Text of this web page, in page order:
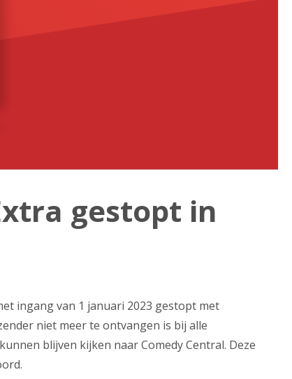
gestopt in
ingang van 1 januari 2023 gestopt met
niet meer te ontvangen is bij alle
blijven kijken naar Comedy Central. Deze